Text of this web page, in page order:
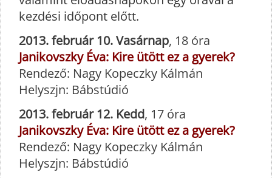
kezdési időpont előtt.
2013. február 10. Vasárnap, 18 óra
Janikovszky Éva: Kire ütött ez a gyerek?
Rendező: Nagy Kopeczky Kálmán
Helyszjn: Bábstúdió
2013. február 12. Kedd, 17 óra
Janikovszky Éva: Kire ütött ez a gyerek?
Rendező: Nagy Kopeczky Kálmán
Helyszjn: Bábstúdió